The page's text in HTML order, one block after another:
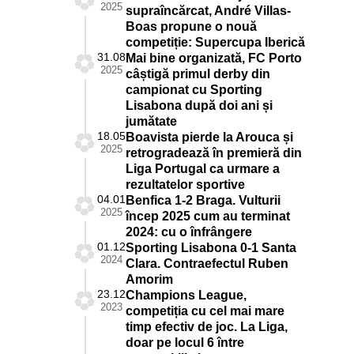
2025 supraîncărcat, André Villas-
Boas propune o nouă
competiție: Supercupa Iberică
31.08
2025
Mai bine organizată, FC Porto
câștigă primul derby din
campionat cu Sporting
Lisabona după doi ani și
jumătate
18.05
2025
Boavista pierde la Arouca și
retrogradează în premieră din
Liga Portugal ca urmare a
rezultatelor sportive
04.01
2025
Benfica 1-2 Braga. Vulturii
încep 2025 cum au terminat
2024: cu o înfrângere
01.12
2024
Sporting Lisabona 0-1 Santa
Clara. Contraefectul Ruben
Amorim
23.12
2023
Champions League,
competiția cu cel mai mare
timp efectiv de joc. La Liga,
doar pe locul 6 între